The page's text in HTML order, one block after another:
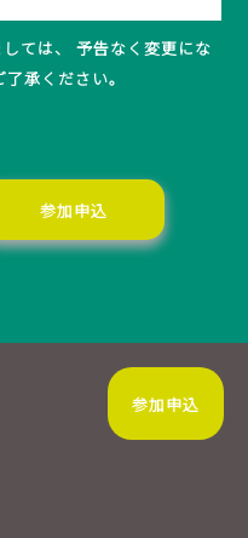
ては、 予告なく変更にな
承ください。
参加申込
参加申込